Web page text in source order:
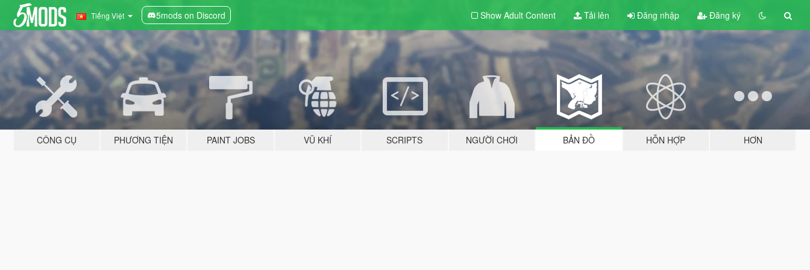
Tiếng Việt 5mods on Discord Show Adult Content Tải lên Đăng nhập Đăng ký
CÔNG CỤ PHƯƠNG TIỆN PAINT JOBS VŨ KHÍ SCRIPTS NGƯỜI CHƠI BẢN ĐỒ HỖN HỢP HƠN